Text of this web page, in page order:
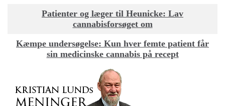
Patienter og læger til Heunicke: Lav
cannabisforsøget om
Kæmpe undersøgelse: Kun hver femte patient får
sin medicinske cannabis på recept